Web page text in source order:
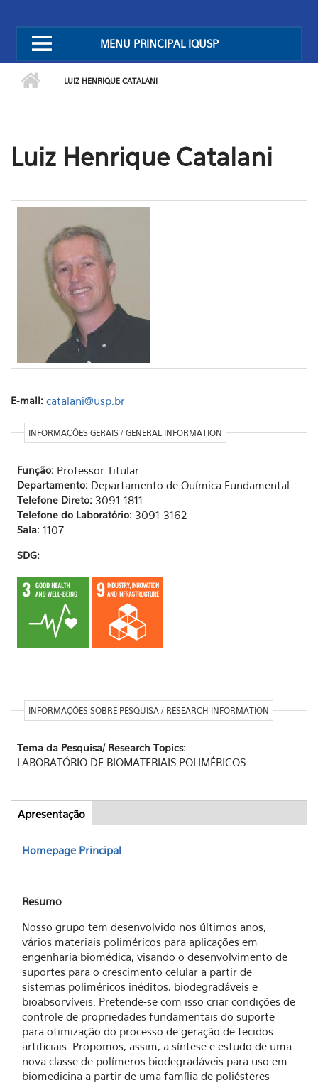
MENU PRINCIPAL IQUSP
LUIZ HENRIQUE CATALANI
Luiz Henrique Catalani
E-mail: catalani@usp.br
INFORMAÇÕES GERAIS / GENERAL INFORMATION
Função: Professor Titular
Departamento: Departamento de Química Fundamental
Telefone Direto: 3091-1811
Telefone do Laboratório: 3091-3162
Sala: 1107
SDG:
INFORMAÇÕES SOBRE PESQUISA / RESEARCH INFORMATION
Tema da Pesquisa/ Research Topics:
LABORATÓRIO DE BIOMATERIAIS POLIMÉRICOS
Abas
Apresentação
ativa)
Homepage Principal
Resumo
Nosso grupo tem desenvolvido nos últimos anos,
vários materiais poliméricos para aplicações em
engenharia biomédica, visando o desenvolvimento de
suportes para o crescimento celular a partir de
sistemas poliméricos inéditos, biodegradáveis e
bioabsorvíveis. Pretende-se com isso criar condições de
controle de propriedades fundamentais do suporte
para otimização do processo de geração de tecidos
artificiais. Propomos, assim, a síntese e estudo de uma
nova classe de polímeros biodegradáveis para uso em
biomedicina a partir de uma família de poliésteres